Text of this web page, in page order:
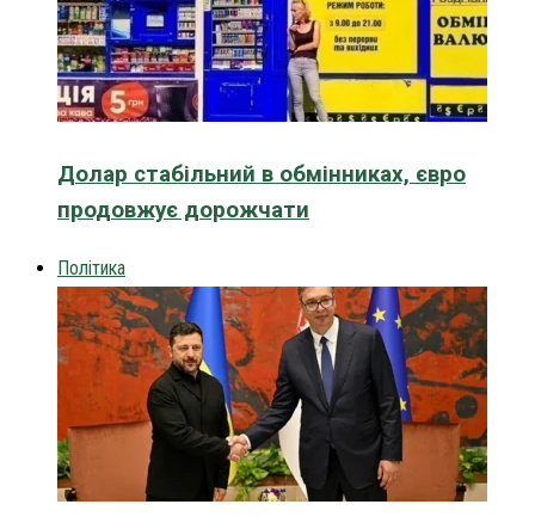
Долар стабільний в обмінниках, євро
продовжує дорожчати
Політика